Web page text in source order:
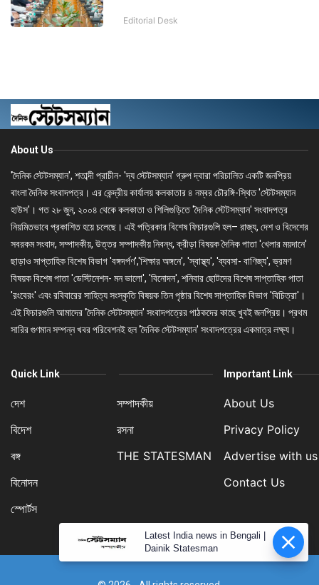
Editorial Desk
About Us
'দৈনিক স্টেটসম্যান', শতাব্দী প্রাচীন- 'দ্য স্টেটসম্যান' গ্রুপ দ্বারা পরিচালিত একটি জনপ্রিয়
বাংলা দৈনিক সংবাদপত্র। এর কেন্দ্রীয় কার্যালয় কলকাতার ৪ নম্বর চৌরঙ্গি-স্থিত 'স্টেটসম্যান
হাউস'। গত ২৮ জুন, ২০০৪ থেকে কলকাতা ও শিলিগুড়িতে 'দৈনিক স্টেটসম্যান' সংবাদপত্র
নিয়মিতভাবে প্রকাশিত হয়ে চলেছে। এই পত্রিকার বিশেষ ফিচারগুলি হল– রাজ্য, দেশ ও বিদেশের
সবরকম সংবাদ, সম্পাদকীয়, উত্তর সম্পাদকীয় নিবন্ধ, ক্রীড়া বিষয়ক দৈনিক পাতা 'খেলার ময়দানে'
ছাড়াও সাপ্তাহিক বিশেষ বিভাগ 'বঙ্গদর্পণ','শিক্ষার অঙ্গনে', 'স্বাস্থ্য', 'ব্যবসা- বাণিজ্য', ভ্রমণ
বিষয়ক বিশেষ পাতা 'ডেস্টিনেশন- মন ভালো', 'বিনোদন', শনিবার ছোটদের বিশেষ সাপ্তাহিক পাতা
'রংবেরং' এবং রবিবারের সাহিত্য সংস্কৃতি বিষয়ক তিন পৃষ্ঠার বিশেষ সাপ্তাহিক বিভাগ 'বিচিত্রা'।
এই ফিচারগুলি আমাদের 'দৈনিক স্টেটসম্যান' সংবাদপত্রের পাঠকদের কাছে খুবই জনপ্রিয়। প্রথম
সারির গুণমান সম্পন্ন খবর পরিবেশনই হল 'দৈনিক স্টেটসম্যান' সংবাদপত্রের একমাত্র লক্ষ্য।
Quick Link
দেশ
বিদেশ
বঙ্গ
বিনোদন
স্পোর্টস
সম্পাদকীয়
রসনা
THE STATESMAN
Important Link
About Us
Privacy Policy
Advertise with us
Contact Us
Latest India news in Bengali |
Dainik Statesman